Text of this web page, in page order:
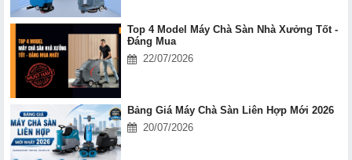
Top 4 Model Máy Chà Sàn Nhà Xưởng Tốt -
Đáng Mua
22/07/2026
Bảng Giá Máy Chà Sàn Liên Hợp Mới 2026
20/07/2026